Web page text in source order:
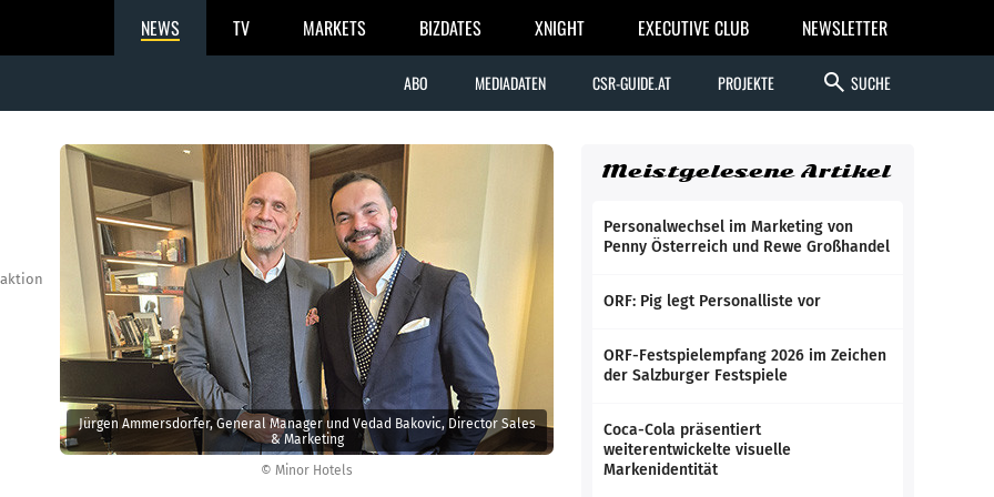
NEWS TV MARKETS BIZDATES XNIGHT EXECUTIVE CLUB NEWSLETTER
ABO MEDIADATEN CSR-GUIDE.AT PROJEKTE search SUCHE
© Minor Hotels
Jürgen Ammersdorfer, General Manager und Vedad Bakovic, Director Sales
& Marketing
Meistgelesene Artikel
Personalwechsel im Marketing von
Penny Österreich und Rewe Großhandel
ORF: Pig legt Personalliste vor
ORF-Festspielempfang 2026 im Zeichen
der Salzburger Festspiele
Coca-Cola präsentiert
weiterentwickelte visuelle
Markenidentität